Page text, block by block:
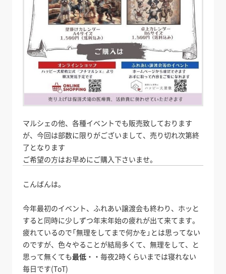
マルシェの他、各種イベントでも販売致しております
が、今回は部数に限りがございまして、売り切れ次第終
了となります
ご希望の方はお早めにご購入下さいませ。
こんばんは。
今年最初のイベント、ふれあい譲渡会も終わり、ホッと
すると同時に少しずつ年末年始の疲れが出て来てます。
疲れているので「無理をしてまで何かを」とは思ってない
のですが、色々やることが結局多くて、無理をして、と
思って無くても最低 ・・毎夜2時くらいまでは寝れない
毎日です(ToT)